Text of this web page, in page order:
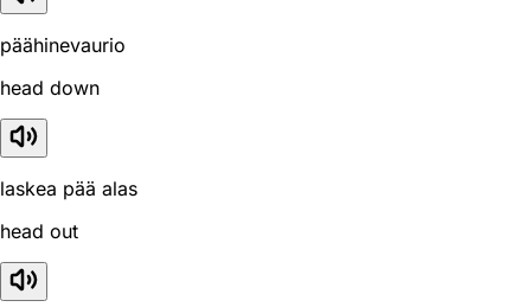
päähinevaurio
head down
laskea pää alas
head out